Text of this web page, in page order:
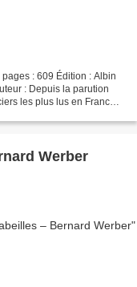
: 609 Édition : Albin
: Depuis la parution
les plus lus en France,
Werber